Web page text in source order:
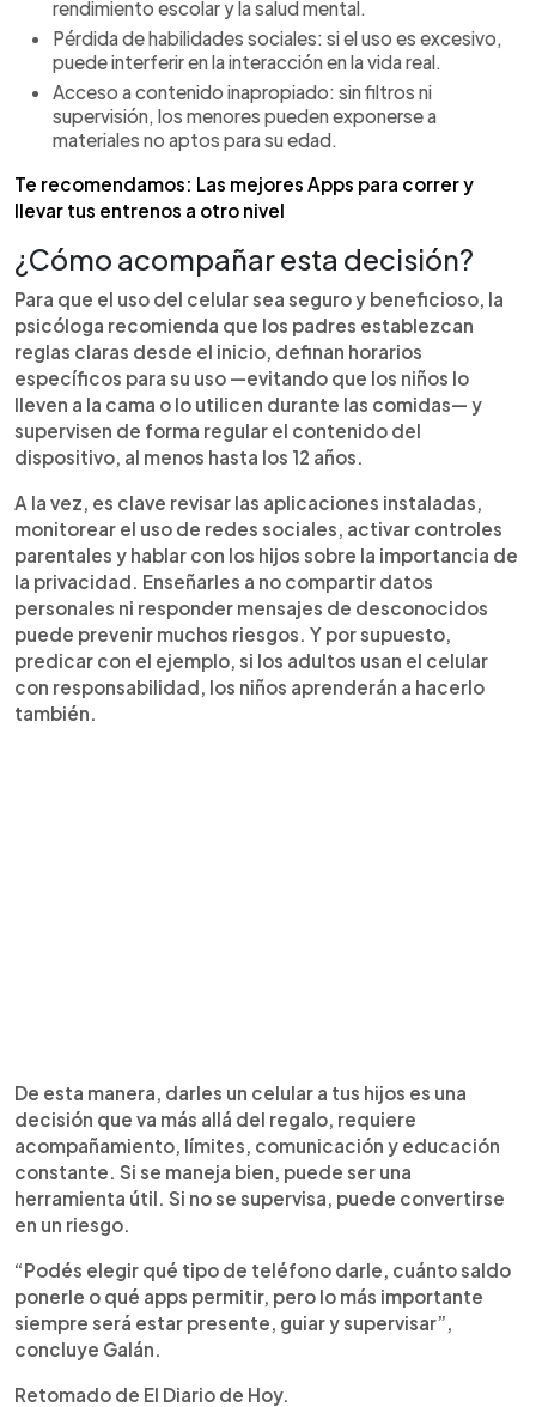
rendimiento escolar y la salud mental.
Pérdida de habilidades sociales: si el uso es excesivo,
puede interferir en la interacción en la vida real.
Acceso a contenido inapropiado: sin filtros ni
supervisión, los menores pueden exponerse a
materiales no aptos para su edad.
Te recomendamos: Las mejores Apps para correr y
llevar tus entrenos a otro nivel
¿Cómo acompañar esta decisión?
Para que el uso del celular sea seguro y beneficioso, la
psicóloga recomienda que los padres establezcan
reglas claras desde el inicio, definan horarios
específicos para su uso —evitando que los niños lo
lleven a la cama o lo utilicen durante las comidas— y
supervisen de forma regular el contenido del
dispositivo, al menos hasta los 12 años.
A la vez, es clave revisar las aplicaciones instaladas,
monitorear el uso de redes sociales, activar controles
parentales y hablar con los hijos sobre la importancia de
la privacidad. Enseñarles a no compartir datos
personales ni responder mensajes de desconocidos
puede prevenir muchos riesgos. Y por supuesto,
predicar con el ejemplo, si los adultos usan el celular
con responsabilidad, los niños aprenderán a hacerlo
también.
De esta manera, darles un celular a tus hijos es una
decisión que va más allá del regalo, requiere
acompañamiento, límites, comunicación y educación
constante. Si se maneja bien, puede ser una
herramienta útil. Si no se supervisa, puede convertirse
en un riesgo.
“Podés elegir qué tipo de teléfono darle, cuánto saldo
ponerle o qué apps permitir, pero lo más importante
siempre será estar presente, guiar y supervisar”,
concluye Galán.
Retomado de El Diario de Hoy.